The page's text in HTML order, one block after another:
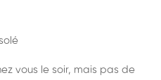
vous le soir, mais pas de